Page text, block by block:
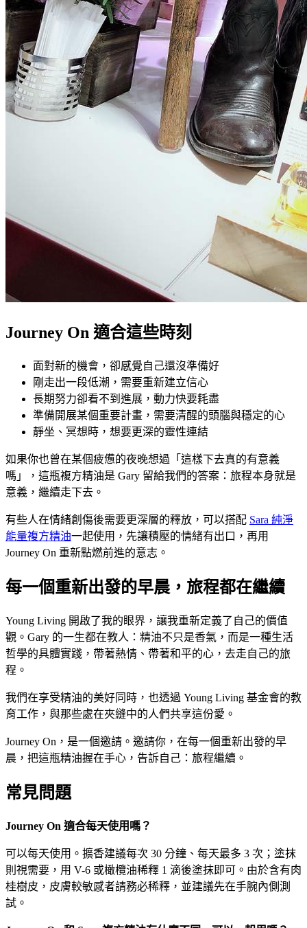
Journey On 適合這些時刻
面對新的機會，卻感覺自己還沒準備好
剛走出一段低潮，需要重新建立信心
長期努力卻看不到進展，動力快要耗盡
準備開展某個重要計畫，需要清醒的頭腦與穩定的心
靜坐、冥想時，想要更深的靈性連結
如果你也曾在某個疲憊的夜晚想過「這樣下去真的有意義
嗎」，這瓶複方精油是 Gary 留給我們的答案：旅程本身就是
意義，繼續走下去。
有些人在情緒創傷後需要更深層的釋放，可以搭配 Sara 純淨
能量複方精油一起使用，先讓積壓的情緒有出口，再用
Journey On 重新點燃前進的意志。
每一個重新出發的早晨，旅程都在繼續
Young Living 開啟了我的眼界，讓我重新定義了自己的價值
觀。Gary 的一生都在教人：精油不只是香氣，而是一種生活
哲學的具體實踐，帶著熱情、帶著和平的心，去走自己的旅
程。
我們在享受精油的美好同時，也透過 Young Living 基金會的教
育工作，與那些處在夾縫中的人們共享這份愛。
Journey On，是一個邀請。邀請你，在每一個重新出發的早
晨，把這瓶精油握在手心，告訴自己：旅程繼續。
常見問題
Journey On 適合每天使用嗎？
可以每天使用。擴香建議每次 30 分鐘、每天最多 3 次；塗抹
則視需要，用 V-6 或橄欖油稀釋 1 滴後塗抹即可。由於含有肉
桂樹皮，皮膚較敏感者請務必稀釋，並建議先在手腕內側測
試。